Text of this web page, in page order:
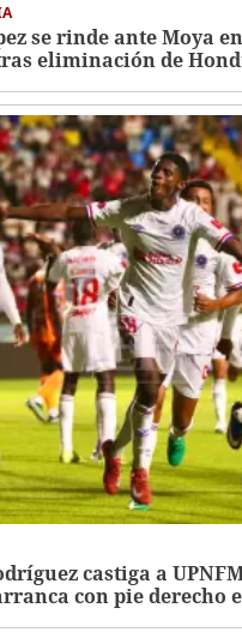
se rinde ante Moya
eliminación de
castiga a
con pie derecho